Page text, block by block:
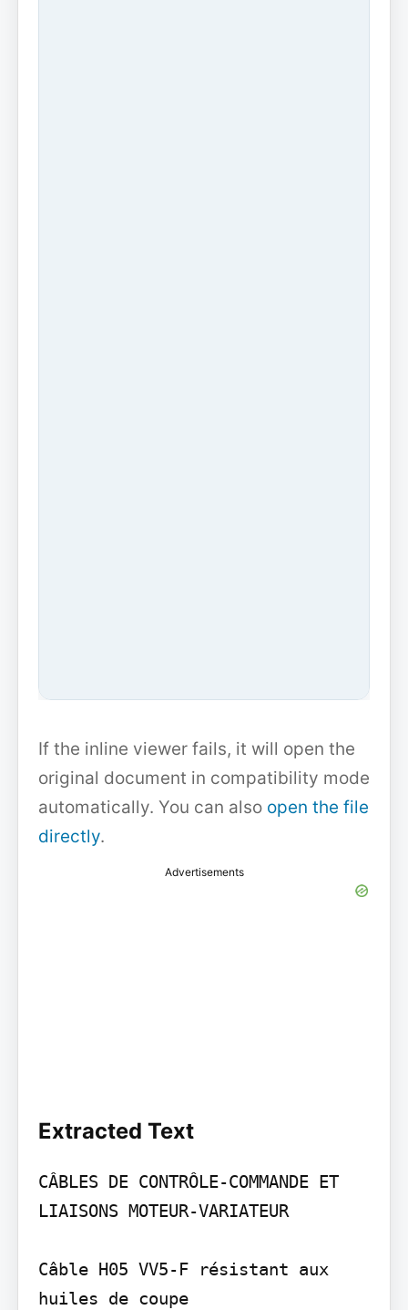
If the inline viewer fails, it will open the
original document in compatibility mode
automatically. You can also open the file
directly.
Advertisements
Extracted Text
CÂBLES DE CONTRÔLE-COMMANDE ET
LIAISONS MOTEUR-VARIATEUR
Câble H05 VV5-F résistant aux
huiles de coupe